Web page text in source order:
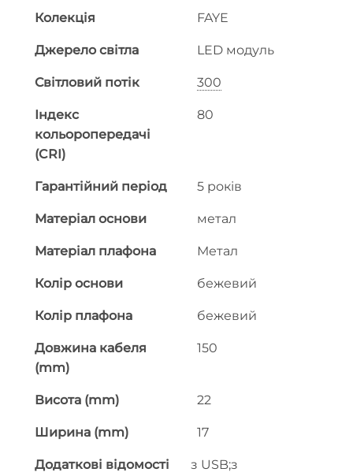
Колекція FAYE
Джерело світла LED модуль
Світловий потік 300
Індекс
кольоропередачі
(CRI)
80
Гарантійний період 5 років
Матеріал основи метал
Матеріал плафона Метал
Колір основи бежевий
Колір плафона бежевий
Довжина кабеля
(mm)
150
Висота (mm) 22
Ширина (mm) 17
Додаткові відомості
з USB;з